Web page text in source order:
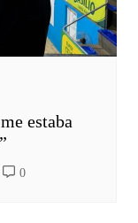
estaba
0